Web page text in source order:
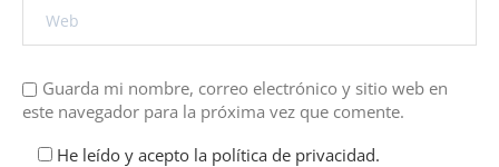
Guarda mi nombre, correo electrónico y sitio web en
este navegador para la próxima vez que comente.
He leído y acepto la política de privacidad.